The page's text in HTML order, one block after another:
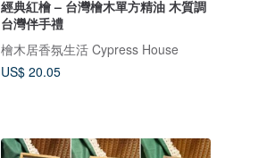
經典紅檜 – 台灣檜木單方精油 木質調
台灣伴手禮
檜木居香氛生活 Cypress House
US$ 20.05